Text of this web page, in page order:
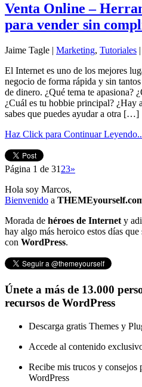
Venta Online –
para vender sin
Jaime Tagle | Marketing, Tutoriales |
El Internet es uno de los mejores
negocio de forma rápida y sin
de dinero. ¿Qué tema te apasiona?
¿Cuál es tu hobbie principal? ¿Hay
sabes que puedes ayudar a otra […]
Haz Click para Continuar
Página 1 de 31 23»
Hola soy Marcos,
Bienvenido a
Morada de héroes de Internet y
hay algo más heroico estos días que
con WordPress.
Únete a más de 13.000
recursos de WordPress
Descarga gratis Themes y
Accede al contenido
Recibe mis trucos y consejos
WordPress